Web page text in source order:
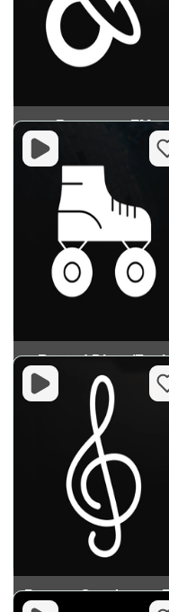
Веснушка FM
Record Disco/Funk
Рекорд Симфония